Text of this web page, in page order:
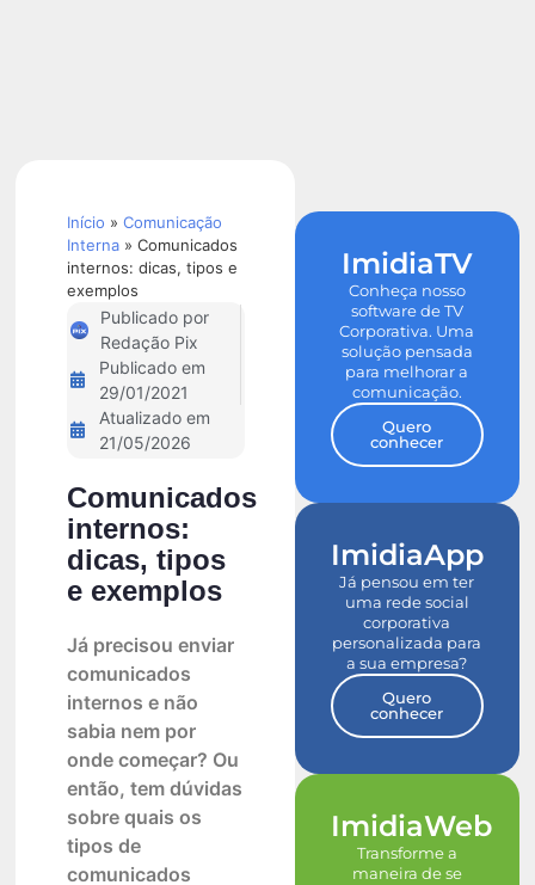
Início » Comunicação
Interna » Comunicados
internos: dicas, tipos e
exemplos
Publicado por
Redação Pix
Publicado em
29/01/2021
Atualizado em
21/05/2026
Comunicados
internos:
dicas, tipos
e exemplos
Já precisou enviar
comunicados
internos e não
sabia nem por
onde começar? Ou
então, tem dúvidas
sobre quais os
tipos de
comunicados
ImidiaTV
Conheça nosso
software de TV
Corporativa. Uma
solução pensada
para melhorar a
comunicação.
Quero
conhecer
ImidiaApp
Já pensou em ter
uma rede social
corporativa
personalizada para
a sua empresa?
Quero
conhecer
ImidiaWeb
Transforme a
maneira de se